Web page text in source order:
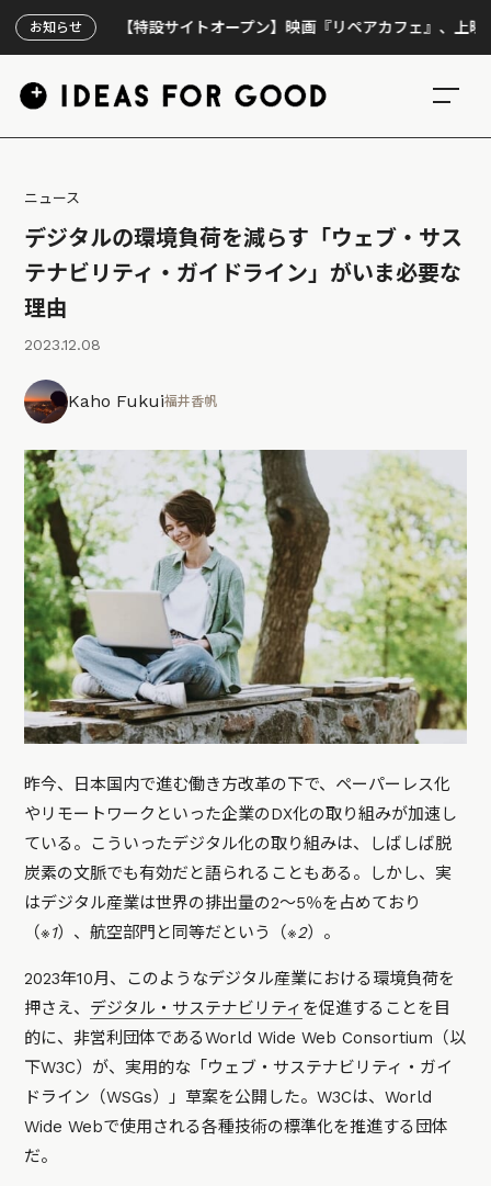
お知らせ
【特設サイトオープン】映画『リペアカフェ』、上映300回の
ニュース
デジタルの環境負荷を減らす「ウェブ・サス
テナビリティ・ガイドライン」がいま必要な
理由
2023.12.08
Kaho Fukui福井香帆
昨今、日本国内で進む働き方改革の下で、ペーパーレス化
やリモートワークといった企業のDX化の取り組みが加速し
ている。こういったデジタル化の取り組みは、しばしば脱
炭素の文脈でも有効だと語られることもある。しかし、実
はデジタル産業は世界の排出量の2〜5％を占めており
（※1）、航空部門と同等だという（※2）。
2023年10月、このようなデジタル産業における環境負荷を
押さえ、 デジタル・サステナビリティ を促進することを目
的に、非営利団体であるWorld Wide Web Consortium（以
下W3C）が、実用的な「ウェブ・サステナビリティ・ガイ
ドライン（WSGs）」草案を公開した。W3Cは、World
Wide Webで使用される各種技術の標準化を推進する団体
だ。